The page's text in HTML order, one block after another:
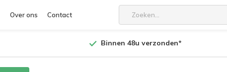
Over ons Contact
Binnen 48u verzonden*